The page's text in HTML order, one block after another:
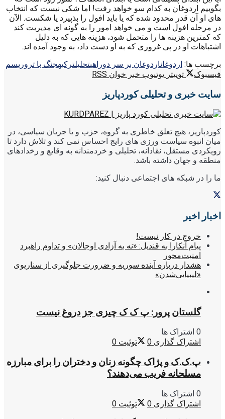
بگوییم اردوغان به کدام سو خواهد رفت! اما شکی نیست که انتخاب
های او آن قدر محدود شده که یا باید افول را بذپیرد یا شکست. الآن
در مرحله افول است و می خواهد امور را به گونه ای مدیریت کند
که کمترین هزینه ها را متحمل شود، هزینه هایی که به دلیل
اشتباهات او در پی غروری که به او دست داد، به وجود آمده اند.
برچسب ها: اردوغاناردوغان بر سر دوراهیتحليلترکیهجنگ با تروریسم
فیسبوک
توییتر یوتیوب خبر خوان RSS
سایت خبری و تحلیلی کوردپاریز
کوردپاریز، هیچ تعلق خاطری به گروه، حزب و یا جریان سیاسی، در
میان انبوه سیاست ورزی های رایج احساس نمی کند و تلاش دارد تا
رویکردی مستقل، نقادانه، تحلیلی و خردمندانه به وقایع و رخدادهای
منطقه و جهان داشته باشد.
ما را در شبکه های اجتماعی دنبال کنید:
اخبار اخیر
خروج در کار نیست!
پیام آنکارا به قندیل: «نه به آزادی اوجالان» و تداوم راهبرد
امنیت‌محور
هشدار درباره آینده سوریه و ضرورت جلوگیری از سناریوی
«لیبیایی‌شدن»
گلستان پرور: پ ک ک چیزی جز دروغ نیست
0 اشتراک ها
اشتراک گذاری 0 توئیت 0
پ.ک.ک و پژاک چگونه زنان و دختران را برای مبارزه
مسلحانه فریب می‌دهند؟
0 اشتراک ها
اشتراک گذاری 0 توئیت 0